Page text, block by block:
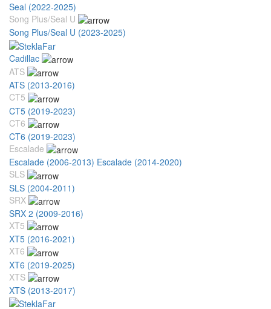
Seal (2022-2025)
Song Plus/Seal U
Song Plus/Seal U (2023-2025)
Cadillac
ATS
ATS (2013-2016)
CT5
CT5 (2019-2023)
CT6
CT6 (2019-2023)
Escalade
Escalade (2006-2013) Escalade (2014-2020)
SLS
SLS (2004-2011)
SRX
SRX 2 (2009-2016)
XT5
XT5 (2016-2021)
XT6
XT6 (2019-2025)
XTS
XTS (2013-2017)